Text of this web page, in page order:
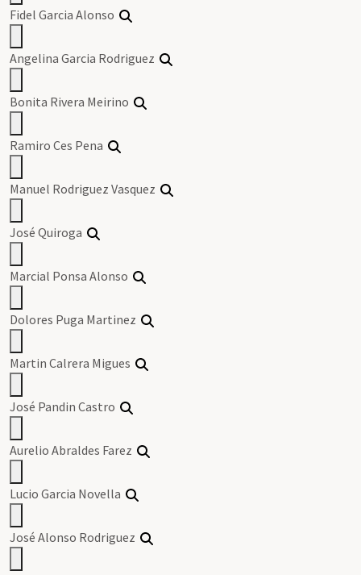
Fidel Garcia Alonso
Angelina Garcia Rodriguez
Bonita Rivera Meirino
Ramiro Ces Pena
Manuel Rodriguez Vasquez
José Quiroga
Marcial Ponsa Alonso
Dolores Puga Martinez
Martin Calrera Migues
José Pandin Castro
Aurelio Abraldes Farez
Lucio Garcia Novella
José Alonso Rodriguez